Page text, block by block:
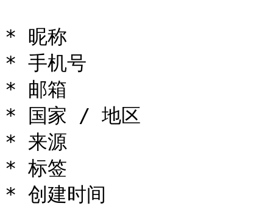
* 昵称
* 手机号
* 邮箱
* 国家 / 地区
* 来源
* 标签
* 创建时间